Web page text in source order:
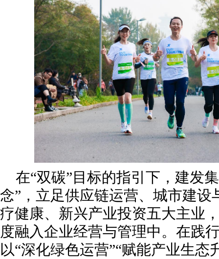
在“双碳”目标的指引下，建发
念”，立足供应链运营、城市建设
疗健康、新兴产业投资五大主业
度融入企业经营与管理中。在践
以“深化绿色运营”“赋能产业生态